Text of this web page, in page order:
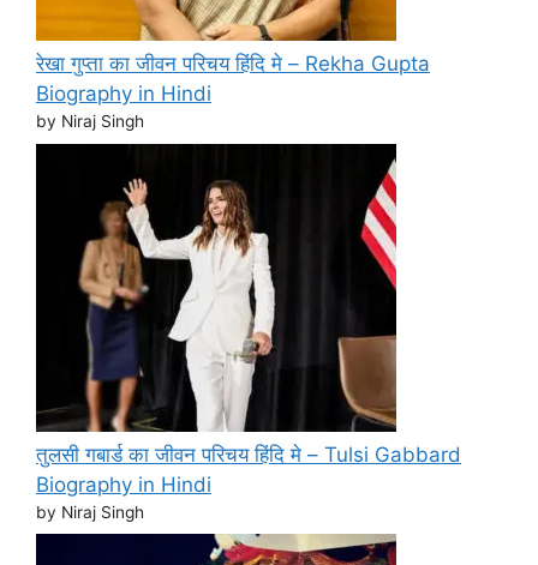
रेखा गुप्ता का जीवन परिचय हिंदि मे – Rekha Gupta
Biography in Hindi
by Niraj Singh
तुलसी गबार्ड का जीवन परिचय हिंदि मे – Tulsi Gabbard
Biography in Hindi
by Niraj Singh